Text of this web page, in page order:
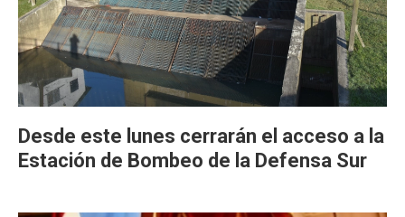
Desde este lunes cerrarán el acceso a la
Estación de Bombeo de la Defensa Sur